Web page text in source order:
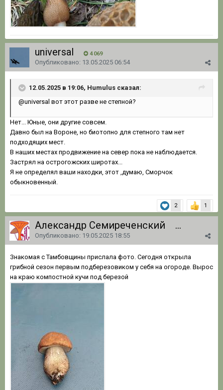
universal 4 069
Опубликовано: 13.05.2025 06:54
12.05.2025 в 19:06, Humulus сказал:
@universal вот этот разве не степной?
Нет... Юные, они другие совсем.
Давно был на Вороне, но биотопно для степного там нет
подходящих мест.
В наших местах продвижение на север пока не наблюдается.
Застрял на острогожских широтах...
Я не определял ваши находки, этот ,думаю, Сморчок
обыкновенный.
2 1
Александр Семиреченский 1 062
Опубликовано: 19.05.2025 18:55
Знакомая с Тамбовщины прислала фото. Сегодня открыла
грибной сезон первым подберезовиком у себя на огороде. Вырос
на краю компостной кучи под березой